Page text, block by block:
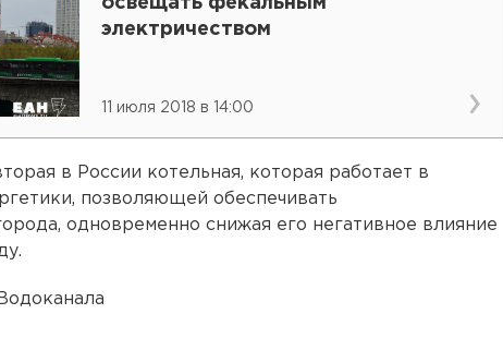
освещать фекальным
электричеством
11 июля 2018 в 14:00
в России котельная, которая работает в
позволяющей обеспечивать
одновременно снижая его негативное влияние